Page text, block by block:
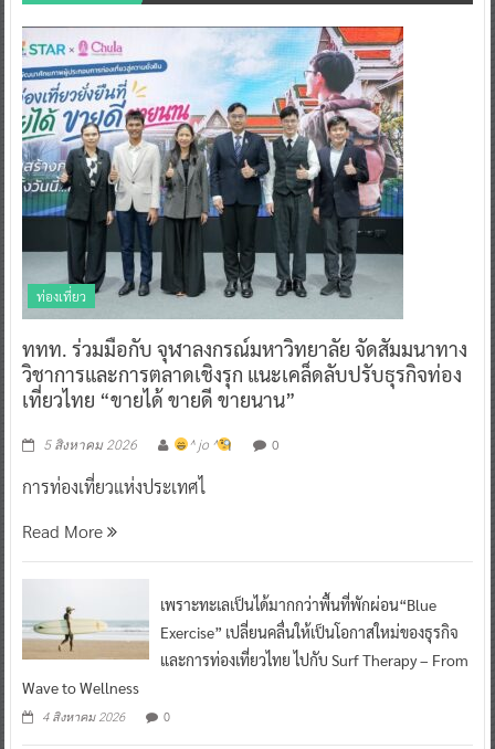
ท่องเที่ยว
ททท. ร่วมมือกับ จุฬาลงกรณ์มหาวิทยาลัย จัดสัมมนาทาง
วิชาการและการตลาดเชิงรุก แนะเคล็ดลับปรับธุรกิจท่อง
เที่ยวไทย “ขายได้ ขายดี ขายนาน”
5 สิงหาคม 2026 ^ jo ^ 0
การท่องเที่ยวแห่งประเทศไ
Read More
เพราะทะเลเป็นได้มากกว่าพื้นที่พักผ่อน“Blue
Exercise” เปลี่ยนคลื่นให้เป็นโอกาสใหม่ของธุรกิจ
และการท่องเที่ยวไทย ไปกับ Surf Therapy – From
Wave to Wellness
4 สิงหาคม 2026 0